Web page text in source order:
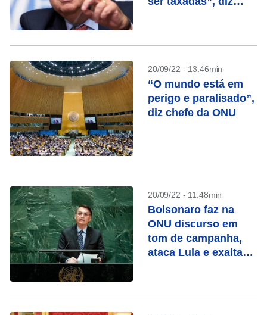
20/09/22 - 13:46min
“O mundo está em
perigo e paralisado”,
diz chefe da ONU
20/09/22 - 11:48min
Bolsonaro faz na
ONU discurso em
tom de campanha,
ataca Lula e exalta